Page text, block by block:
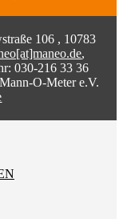
106 , 10783
,
030-216 33 36
O-Meter e.V.